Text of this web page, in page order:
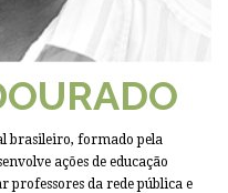
brasileiro, formado pela
ações de educação
professores da rede pública e